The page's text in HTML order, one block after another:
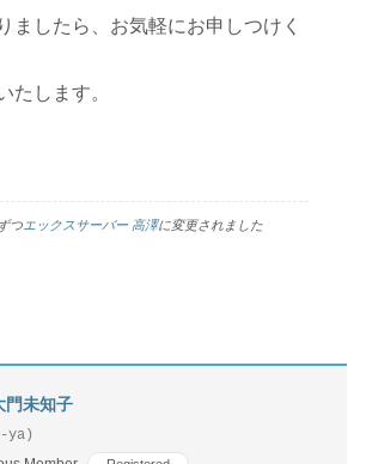
ましたら、お気軽にお申しつけく
たします。
つ エックスサーバー 高澤に変更されました
門未知子
ya)